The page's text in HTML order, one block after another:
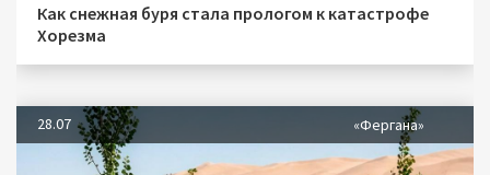
Как снежная буря стала прологом к катастрофе
Хорезма
28.07 «Фергана»